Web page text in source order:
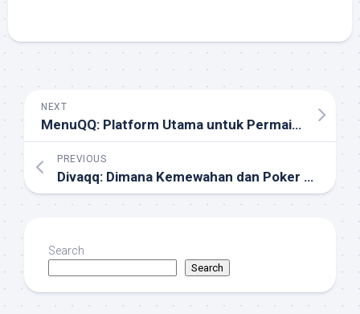
NEXT
MenuQQ: Platform Utama untuk Permainan dan Hiburan Interaktif
PREVIOUS
Divaqq: Dimana Kemewahan dan Poker Bertabrakan untuk Pengalaman yang Tak Terlupakan
Search
Search